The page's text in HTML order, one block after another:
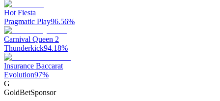
Hot Fiesta
Pragmatic Play96.56%
Carnival Queen 2
Thunderkick94.18%
Insurance Baccarat
Evolution97%
G
GoldBetSponsor